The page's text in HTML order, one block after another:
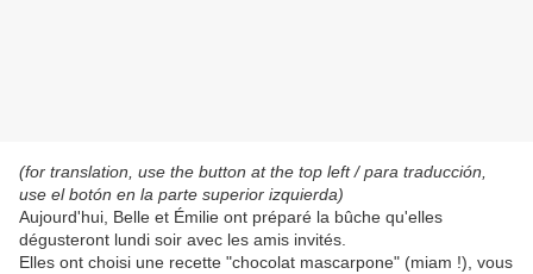
(for translation, use the button at the top left / para traducción,
use el botón en la parte superior izquierda)
Aujourd'hui, Belle et Émilie ont préparé la bûche qu'elles
dégusteront lundi soir avec les amis invités.
Elles ont choisi une recette "chocolat mascarpone" (miam !), vous